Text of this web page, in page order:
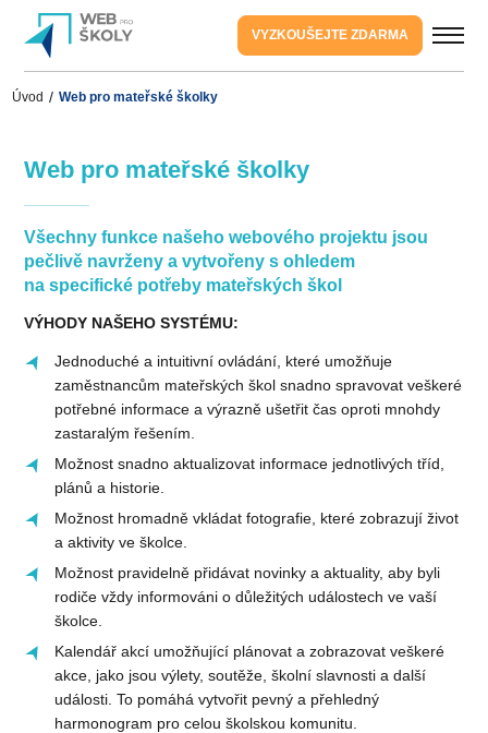
VYZKOUŠEJTE ZDARMA
Úvod Web pro mateřské školky
Web pro mateřské školky
Všechny funkce našeho webového projektu jsou
pečlivě navrženy a vytvořeny s ohledem
na specifické potřeby mateřských škol
VÝHODY NAŠEHO SYSTÉMU:
Jednoduché a intuitivní ovládání, které umožňuje
zaměstnancům mateřských škol snadno spravovat veškeré
potřebné informace a výrazně ušetřit čas oproti mnohdy
zastaralým řešením.
Možnost snadno aktualizovat informace jednotlivých tříd,
plánů a historie.
Možnost hromadně vkládat fotografie, které zobrazují život
a aktivity ve školce.
Možnost pravidelně přidávat novinky a aktuality, aby byli
rodiče vždy informováni o důležitých událostech ve vaší
školce.
Kalendář akcí umožňující plánovat a zobrazovat veškeré
akce, jako jsou výlety, soutěže, školní slavnosti a další
události. To pomáhá vytvořit pevný a přehledný
harmonogram pro celou školskou komunitu.